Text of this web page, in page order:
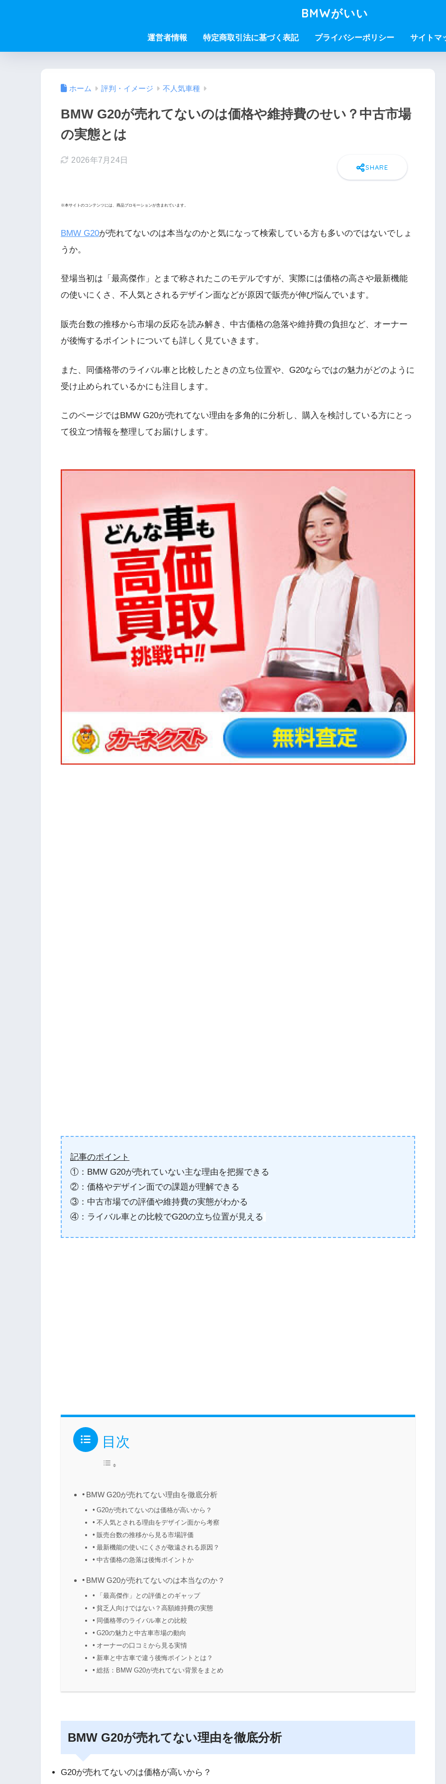
BMWがいい
運営者情報 特定商取引法に基づく表記 プライバシーポリシー サイトマ
ホーム 評判・イメージ 不人気車種
BMW G20が売れてないのは価格や維持費のせい？中古市場
の実態とは
2026年7月24日
※本サイトのコンテンツには、商品プロモーションが含まれています。
BMW G20が売れてないのは本当なのかと気になって検索している方も多いのではないでしょ
うか。
登場当初は「最高傑作」とまで称されたこのモデルですが、実際には価格の高さや最新機能
の使いにくさ、不人気とされるデザイン面などが原因で販売が伸び悩んでいます。
販売台数の推移から市場の反応を読み解き、中古価格の急落や維持費の負担など、オーナー
が後悔するポイントについても詳しく見ていきます。
また、同価格帯のライバル車と比較したときの立ち位置や、G20ならではの魅力がどのように
受け止められているかにも注目します。
このページではBMW G20が売れてない理由を多角的に分析し、購入を検討している方にとっ
て役立つ情報を整理してお届けします。
記事のポイント
①：BMW G20が売れていない主な理由を把握できる
②：価格やデザイン面での課題が理解できる
③：中古市場での評価や維持費の実態がわかる
④：ライバル車との比較でG20の立ち位置が見える
目次
BMW G20が売れてない理由を徹底分析
G20が売れてないのは価格が高いから？
不人気とされる理由をデザイン面から考察
販売台数の推移から見る市場評価
最新機能の使いにくさが敬遠される原因？
中古価格の急落は後悔ポイントか
BMW G20が売れてないのは本当なのか？
「最高傑作」との評価とのギャップ
貧乏人向けではない？高額維持費の実態
同価格帯のライバル車との比較
G20の魅力と中古車市場の動向
オーナーの口コミから見る実情
新車と中古車で違う後悔ポイントとは？
総括：BMW G20が売れてない背景をまとめ
BMW G20が売れてない理由を徹底分析
G20が売れてないのは価格が高いから？